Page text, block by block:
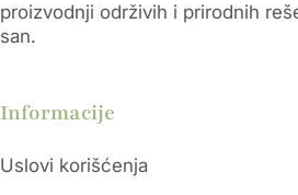
proizvodnji održivih i prirodnih
san.
Informacije
Uslovi korišćenja